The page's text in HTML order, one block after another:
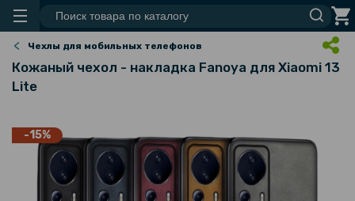
Чехлы для мобильных телефонов
Кожаный чехол - накладка Fanoya для Xiaomi 13
Lite
-15%